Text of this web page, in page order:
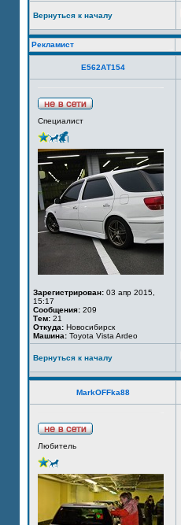
Вернуться к началу
Рекламист
Е562АТ154
Специалист
Зарегистрирован: 03 апр 2015,
15:17
Сообщения: 209
Тем: 21
Откуда: Новосибирск
Машина: Toyota Vista Ardeo
Вернуться к началу
MarkOFFka88
Любитель